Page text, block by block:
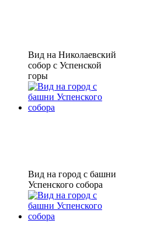
Вид на Николаевский
собор с Успенской
горы
Вид на город с башни
Успенского собора